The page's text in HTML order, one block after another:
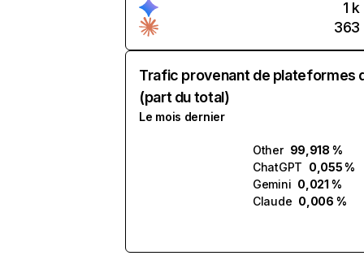
1 k
363
Trafic provenant de plateformes
(part du total)
Le mois dernier
Other 99,918 %
ChatGPT 0,055 %
Gemini 0,021 %
Claude 0,006 %